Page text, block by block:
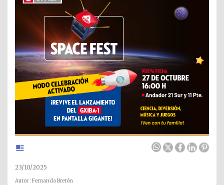
23/10/2025
Autor : Fernanda Bretón